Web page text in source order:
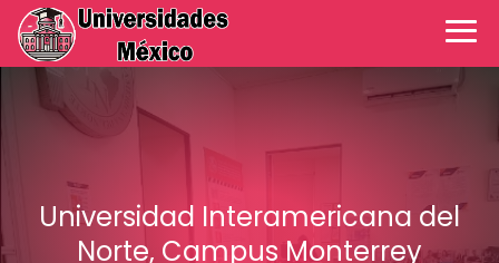
Universidad Interamericana del
Norte, Campus Monterrey